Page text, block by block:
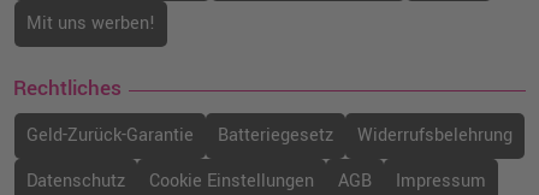
Mit uns werben!
Rechtliches
Geld-Zurück-Garantie Batteriegesetz
Widerrufsbelehrung
Datenschutz
Cookie Einstellungen AGB Impressum